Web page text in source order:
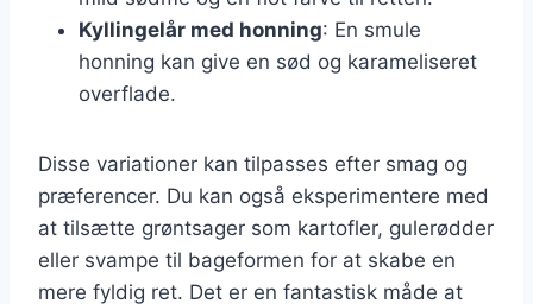
Kyllingelår med honning: En smule
honning kan give en sød og karameliseret
overflade.
Disse variationer kan tilpasses efter smag og
præferencer. Du kan også eksperimentere med
at tilsætte grøntsager som kartofler, gulerødder
eller svampe til bageformen for at skabe en
mere fyldig ret. Det er en fantastisk måde at